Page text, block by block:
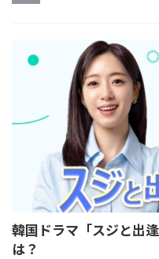
韓国ドラマ「スジと出
は？